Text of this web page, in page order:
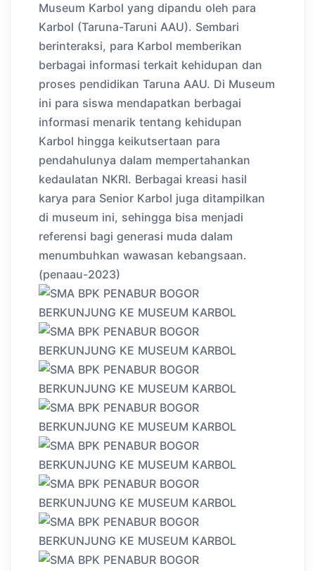
Museum Karbol yang dipandu oleh para
Karbol (Taruna-Taruni AAU). Sembari
berinteraksi, para Karbol memberikan
berbagai informasi terkait kehidupan dan
proses pendidikan Taruna AAU. Di Museum
ini para siswa mendapatkan berbagai
informasi menarik tentang kehidupan
Karbol hingga keikutsertaan para
pendahulunya dalam mempertahankan
kedaulatan NKRI. Berbagai kreasi hasil
karya para Senior Karbol juga ditampilkan
di museum ini, sehingga bisa menjadi
referensi bagi generasi muda dalam
menumbuhkan wawasan kebangsaan.
(penaau-2023)